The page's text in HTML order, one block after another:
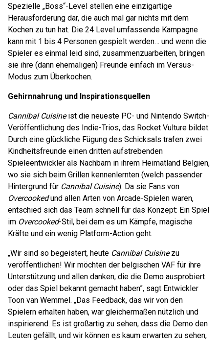
Spezielle „Boss“-Level stellen eine einzigartige
Herausforderung dar, die auch mal gar nichts mit dem
Kochen zu tun hat. Die 24 Level umfassende Kampagne
kann mit 1 bis 4 Personen gespielt werden… und wenn die
Spieler es einmal leid sind, zusammenzuarbeiten, bringen
sie ihre (dann ehemaligen) Freunde einfach im Versus-
Modus zum Überkochen.
Gehirnnahrung und Inspirationsquellen
Cannibal Cuisineist die neueste PC- und Nintendo Switch-
Veröffentlichung des Indie-Trios, das Rocket Vulture bildet.
Durch eine glückliche Fügung des Schicksals trafen zwei
Kindheitsfreunde einen dritten aufstrebenden
Spieleentwickler als Nachbarn in ihrem Heimatland Belgien,
wo sie sich beim Grillen kennenlernten (welch passender
Hintergrund für Cannibal Cuisine). Da sie Fans von
Overcookedund allen Arten von Arcade-Spielen waren,
entschied sich das Team schnell für das Konzept: Ein Spiel
im Overcooked-Stil, bei dem es um Kämpfe, magische
Kräfte und ein wenig Platform-Action geht.
„Wir sind so begeistert, heute Cannibal Cuisinezu
veröffentlichen! Wir möchten der belgischen VAF für ihre
Unterstützung und allen danken, die die Demo ausprobiert
oder das Spiel bekannt gemacht haben”, sagt Entwickler
Toon van Wemmel. „Das Feedback, das wir von den
Spielern erhalten haben, war gleichermaßen nützlich und
inspirierend. Es ist großartig zu sehen, dass die Demo den
Leuten gefällt, und wir können es kaum erwarten zu sehen,